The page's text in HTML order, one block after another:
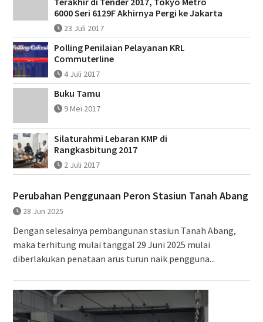
6000 Seri 6129F Akhirnya Pergi ke Jakarta
23 Juli 2017
Polling Penilaian Pelayanan KRL
Commuterline
4 Juli 2017
Buku Tamu
9 Mei 2017
Silaturahmi Lebaran KMP di
Rangkasbitung 2017
2 Juli 2017
Perubahan Penggunaan Peron Stasiun Tanah Abang
28 Jun 2025
Dengan selesainya pembangunan stasiun Tanah Abang,
maka terhitung mulai tanggal 29 Juni 2025 mulai
diberlakukan penataan arus turun naik pengguna...